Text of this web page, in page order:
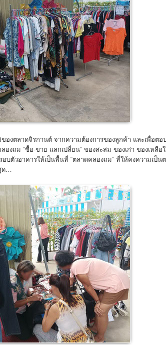
องตลาดจิรกานต์ จากความต้องการของลูกค้า และเพื่อตอ
ถม “ซื้อ-ขาย แลกเปลี่ยน” ของสะสม ของเก่า ของเหลือ
บตัวอาคารให้เป็นพื้นที่ “ตลาดคลองถม” ที่ให้คงความเป็น
…